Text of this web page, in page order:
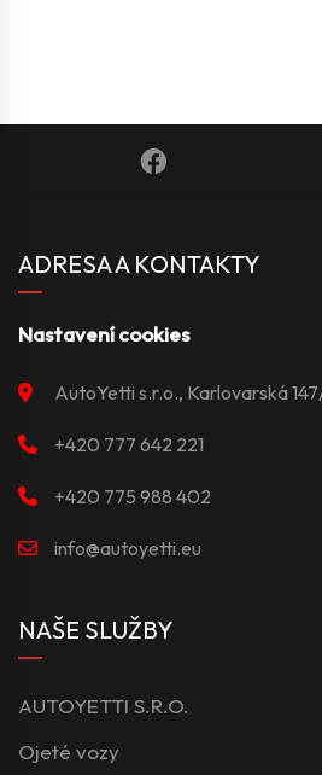
ADRESA A KONTAKTY
Nastavení cookies
AutoYetti s.r.o., Karlovarská
+420 777 642 221
+420 775 988 402
info@autoyetti.eu
NAŠE SLUŽBY
AUTOYETTI S.R.O.
Ojeté vozy